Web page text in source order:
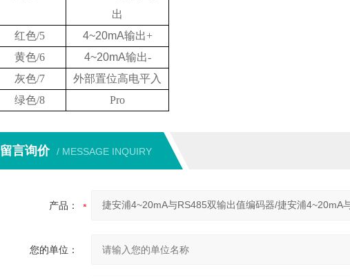
出
红色/5 4~20mA输出+
黄色/6 4~20mA输出-
灰色/7
外部置位高电平入
绿色/8 Pro
留言询价 / MESSAGE INQUIRY
产品：
您的单位：